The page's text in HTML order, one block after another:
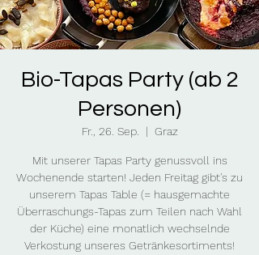
Bio-Tapas Party (ab 2
Personen)
Fr., 26. Sep.
  |
Graz
Mit unserer Tapas Party genussvoll ins
Wochenende starten! Jeden Freitag gibt's zu
unserem Tapas Table (= hausgemachte
Überraschungs-Tapas zum Teilen nach Wahl
der Küche) eine monatlich wechselnde
Verkostung unseres Getränkesortiments!